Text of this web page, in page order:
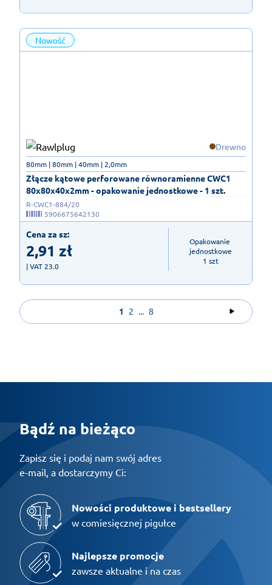
Nowość
Drewno
Złącze kątowe perforowane równoramienne CWC1
80x80x40x2mm - opakowanie jednostkowe - 1 szt.
80mm | 80mm | 40mm | 2,0mm
R-CWC1-884/20
5906675642130
Cena za sz:
2,91 zł
| VAT 23.0
Opakowanie
jednostkowe
1 szt
1 2 ... 8
Bądź na bieżąco
Zapisz się i podaj nam swój adres
e-mail, a dostarczymy Ci:
Nowości produktowe i bestsellery
w comiesięcznej pigułce
Najlepsze promocje
zawsze aktualne i na czas